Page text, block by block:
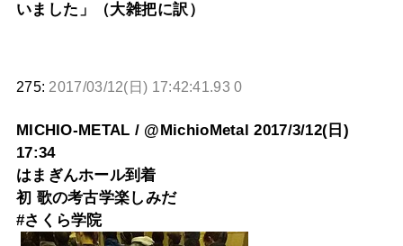
いました」（大雑把に訳）
275: 2017/03/12(日) 17:42:41.93 0
MICHIO-METAL / @MichioMetal 2017/3/12(日)
17:34
はまぎんホール到着
初 歌の考古学楽しみだ
#さくら学院